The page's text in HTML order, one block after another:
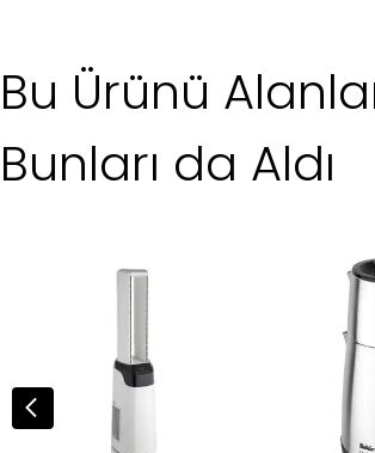
Bu Ürünü
Bunları da Aldı